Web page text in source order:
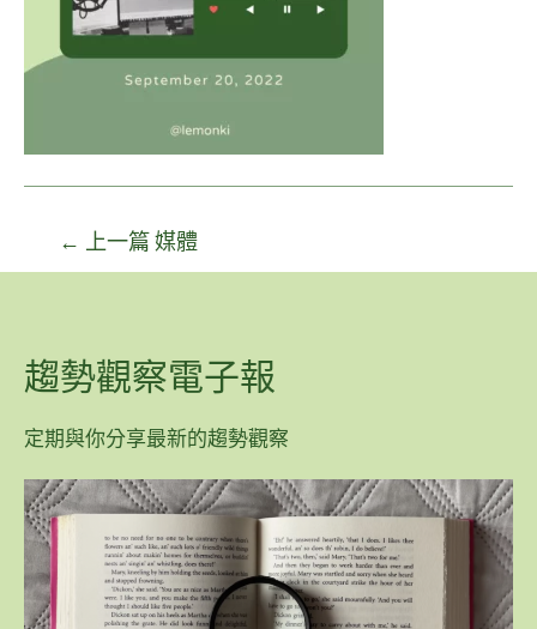
← 上一篇 媒體
趨勢觀察電子報
定期與你分享最新的趨勢觀察